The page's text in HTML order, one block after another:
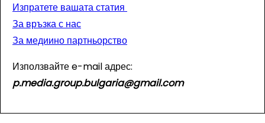
Изпратете вашата статия
За връзка с нас
За медиино партньорство
Използвайте e-mail адрес:
p.media.group.bulgaria@gmail.com